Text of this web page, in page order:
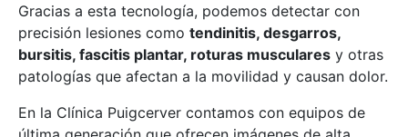
Gracias a esta tecnología, podemos detectar con
precisión lesiones como tendinitis, desgarros,
bursitis, fascitis plantar, roturas musculares y otras
patologías que afectan a la movilidad y causan dolor.
En la Clínica Puigcerver contamos con equipos de